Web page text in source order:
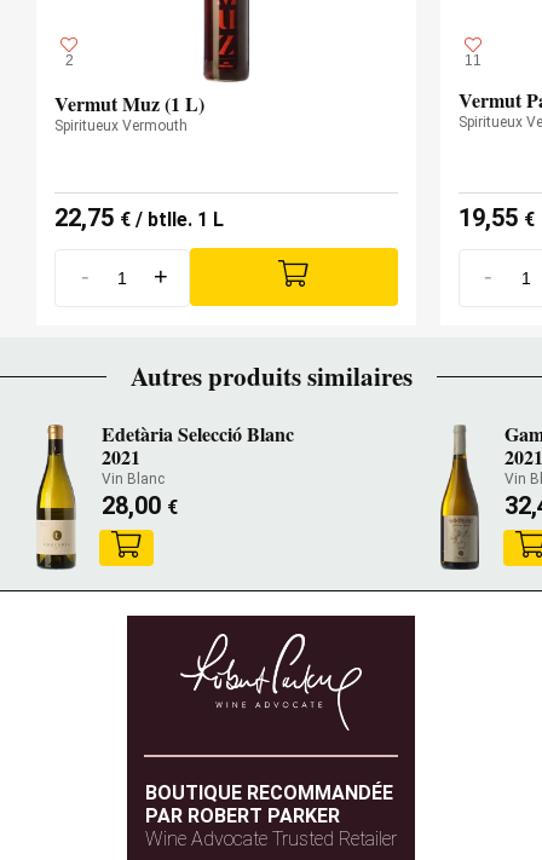
2
Vermut Muz (1 L)
Spiritueux Vermouth
22,75 € / btlle. 1 L
- +
11
Vermut
Spiritueux
19,55 €
-
Autres produits similaires
Edetària Selecció Blanc
2021
Vin Blanc
28,00 €
Vin
BOUTIQUE RECOMMANDÉE
PAR ROBERT PARKER
Wine Advocate Trusted Retailer